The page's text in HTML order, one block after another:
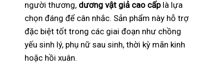
người thương, dương vật giả cao cấplà lựa
chọn đáng để cân nhắc. Sản phẩm này hỗ trợ
đặc biệt tốt trong các giai đoạn như chồng
yếu sinh lý, phụ nữ sau sinh, thời kỳ mãn kinh
hoặc hồi xuân.